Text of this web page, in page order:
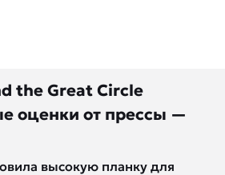
the Great Circle
оценки от прессы —
высокую планку для